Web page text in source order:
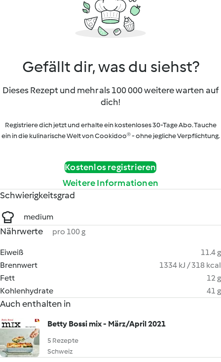
Gefällt dir, was du siehst?
Dieses Rezept und mehr als 100 000 weitere warten auf
dich!
Registriere dich jetzt und erhalte ein kostenloses 30-Tage Abo. Tauche
ein in die kulinarische Welt von Cookidoo® - ohne jegliche Verpflichtung.
Kostenlos registrieren
Weitere Informationen
Schwierigkeitsgrad
medium
Nährwerte pro 100 g
Eiweiß
11.4 g
Brennwert
1334 kJ / 318 kcal
Fett
12 g
Kohlenhydrate
41 g
Auch enthalten in
Betty Bossi mix - März/April 2021
5 Rezepte
Schweiz